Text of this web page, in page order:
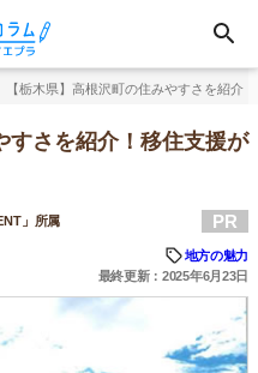
【栃木県】高根沢町の住みやすさを紹介
すさを紹介！移住支援が
」所属 PR
地方の魅力
最終更新：2025年6月23日